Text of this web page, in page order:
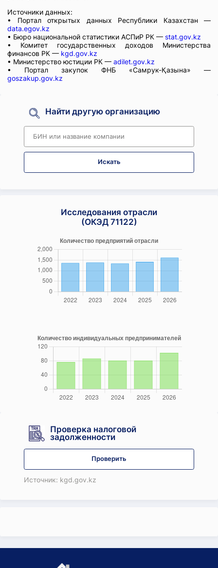
Источники данных:
• Портал открытых данных Республики Казахстан —
data.egov.kz
• Бюро национальной статистики АСПиР РК — stat.gov.kz
• Комитет государственных доходов Министерства
финансов РК — kgd.gov.kz
• Министерство юстиции РК — adilet.gov.kz
• Портал закупок ФНБ «Самрук-Қазына» —
goszakup.gov.kz
Найти другую организацию
Искать
Исследования отрасли
(ОКЭД 71122)
Проверка налоговой
задолженности
Проверить
Источник: kgd.gov.kz